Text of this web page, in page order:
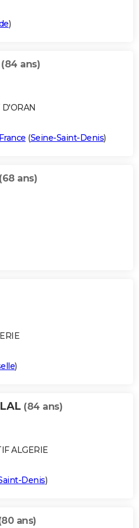
)
(84 ans)
D'ORAN
(Seine-Saint-Denis)
(68 ans)
)
(84 ans)
ALGERIE
Denis)
ans)